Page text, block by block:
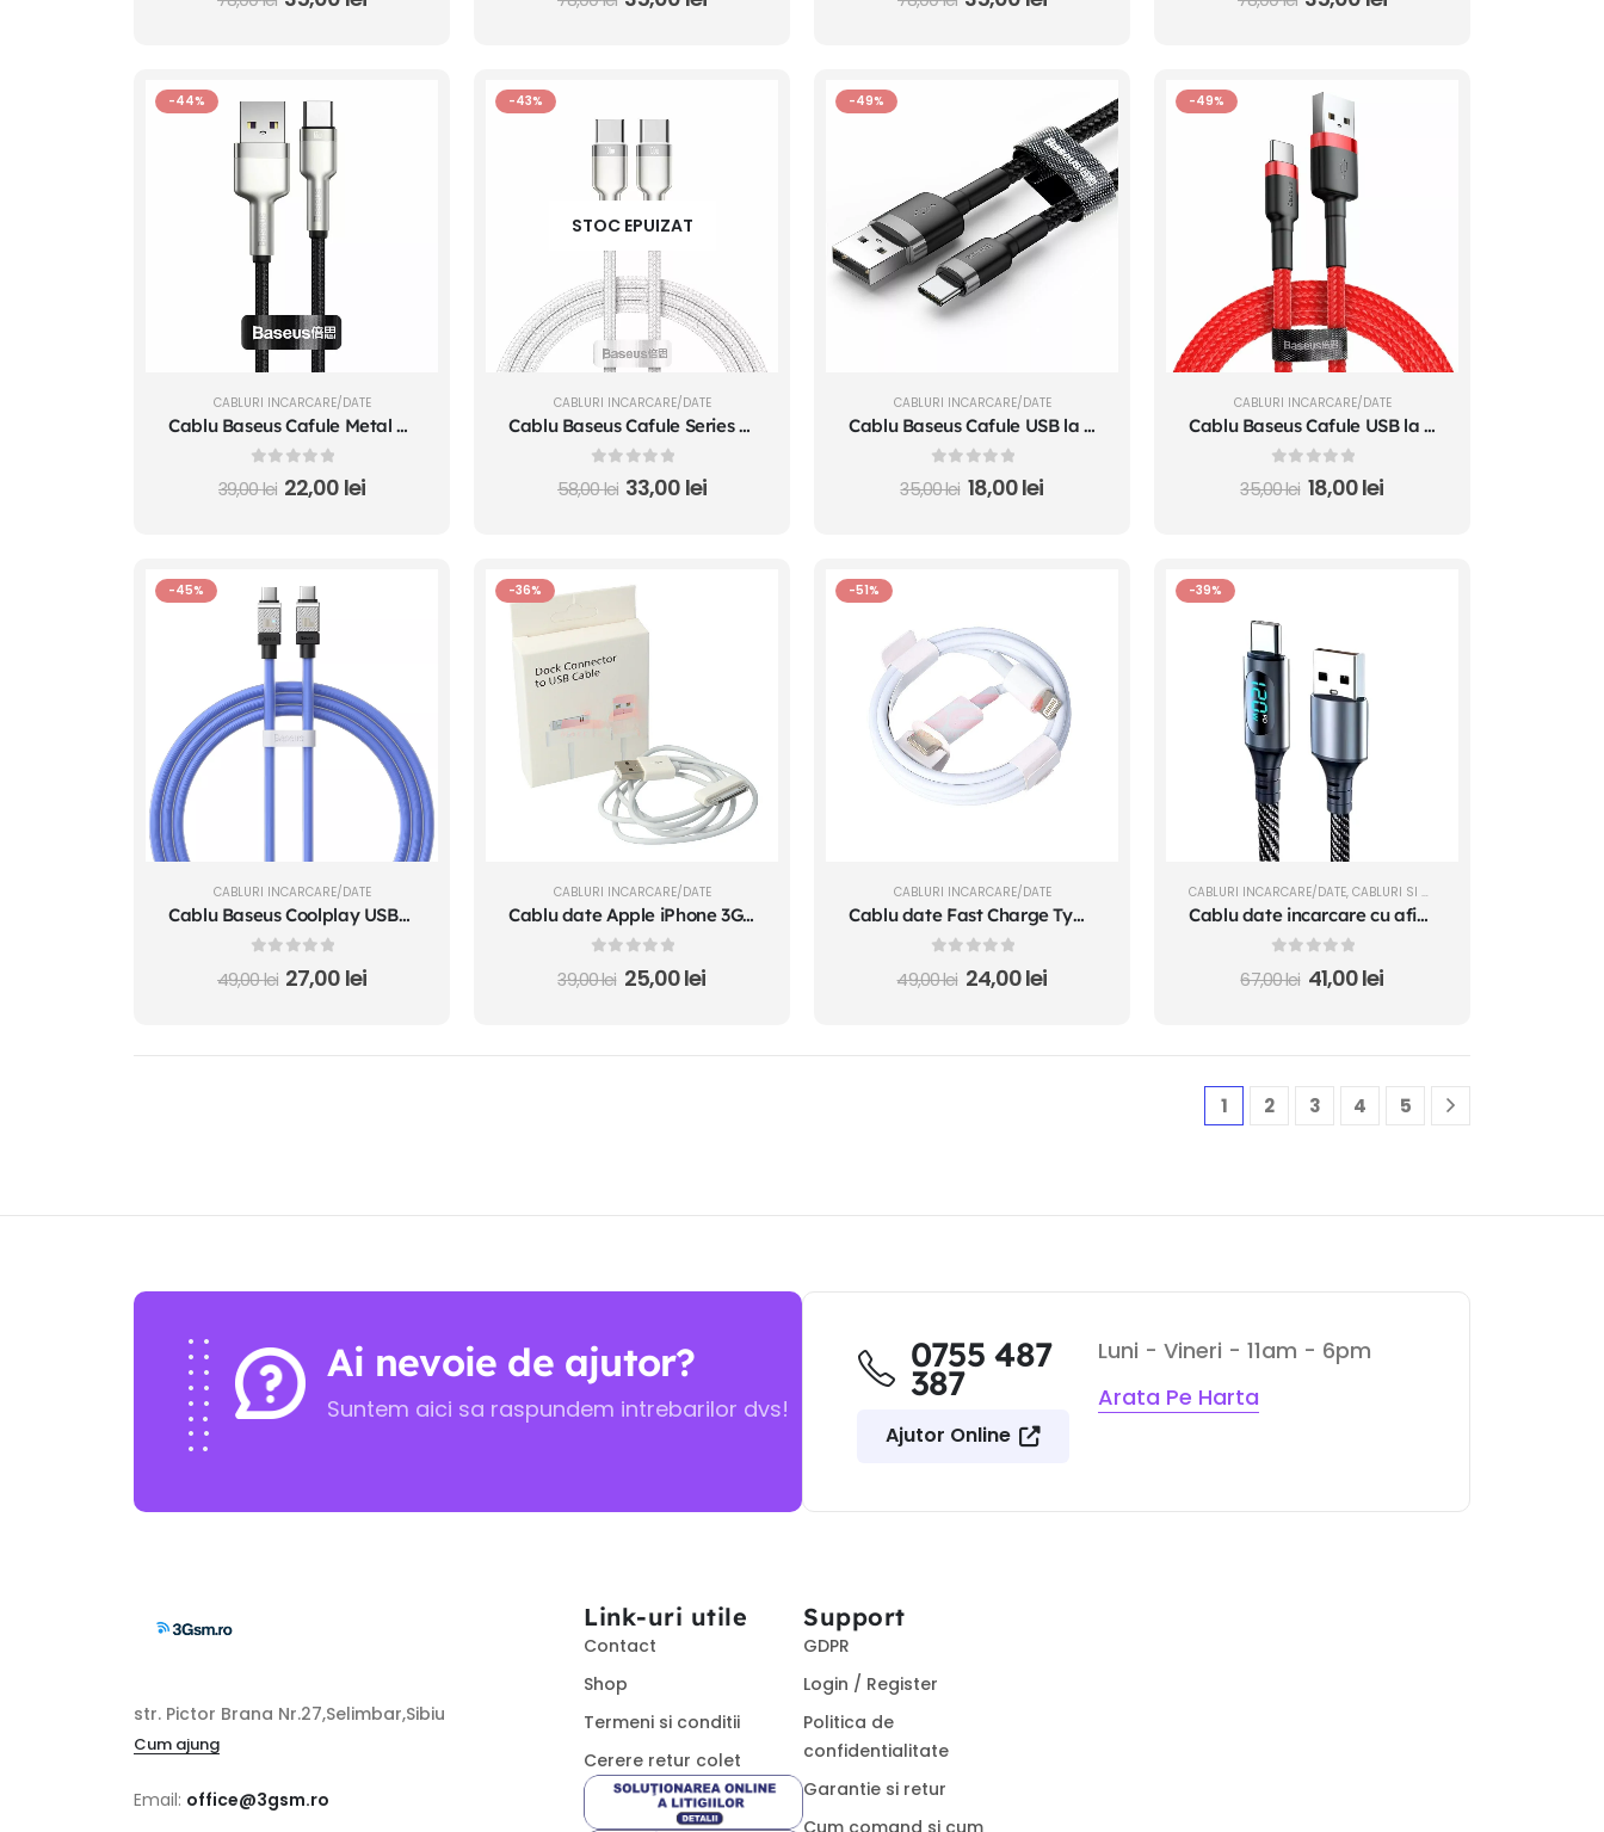
-44%
CABLURI INCARCARE/DATE
Cablu Baseus Cafule Metal USB la USB-C 66W 0.25m Negru
out of 5
39,00lei 22,00 lei
-43%
STOC EPUIZAT
CABLURI INCARCARE/DATE
Cablu Baseus Cafule Series Metal USB-C la USB-C 100W 1m Alb
out of 5
58,00lei 33,00 lei
-49%
CABLURI INCARCARE/DATE
Cablu Baseus Cafule USB la USB-C Quick Charge 3A 0.5m Gri+Negru
out of 5
35,00lei 18,00lei
-49%
CABLURI INCARCARE/DATE
Cablu Baseus Cafule USB la USB-C Quick Charge 3A 0.5m Rosu
out of 5
35,00lei 18,00lei
-45%
CABLURI INCARCARE/DATE
Cablu Baseus Coolplay USB-C la USB-C 100W 1m Albastru
out of 5
49,00lei 27,00 lei
-36%
CABLURI INCARCARE/DATE
Cablu date Apple iPhone 3G/3GS/4/iPad 2/4S/iPad 3 Wi-Fi compatibil
out of 5
39,00lei 25,00lei
-51%
CABLURI INCARCARE/DATE
Cablu date Fast Charge Type C - Lightning 1.2M
out of 5
49,00lei 24,00lei
-39%
CABLURI INCARCARE/DATE, CABLURI SI ACCESORII
Cablu date incarcare cu afisaj USB - Type C 1m material textil fast charging telefoane tablete etc 100W
out of 5
67,00lei 41,00lei
1 2 3 4 5
Ai nevoie de ajutor?
Suntem aici sa raspundem intrebarilor dvs!
0755 487
387
Ajutor Online
Luni - Vineri - 11am - 6pm
Arata Pe Harta
str. Pictor Brana Nr.27,Selimbar,Sibiu
Cum ajung
Email: office@3gsm.ro
Link-uri utile
Contact
Shop
Termeni si conditii
Cerere retur colet
Support
GDPR
Login / Register
Politica de
confidentialitate
Garantie si retur
Cum comand si cum